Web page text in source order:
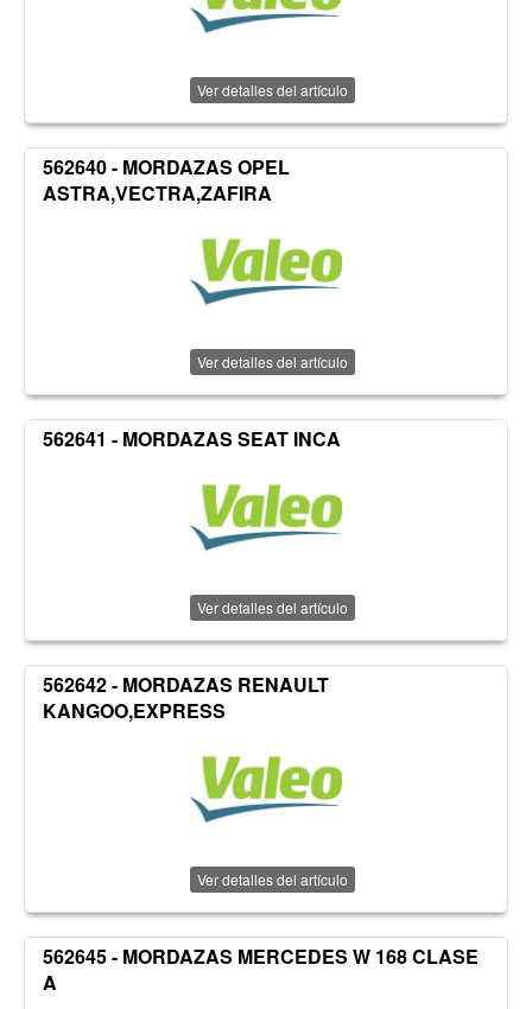
Ver detalles del artículo
562640 - MORDAZAS OPEL
ASTRA,VECTRA,ZAFIRA
Ver detalles del artículo
562641 - MORDAZAS SEAT INCA
Ver detalles del artículo
562642 - MORDAZAS RENAULT
KANGOO,EXPRESS
Ver detalles del artículo
562645 - MORDAZAS MERCEDES W 168 CLASE
A